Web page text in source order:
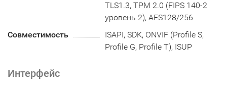
TLS1.3, TPM 2.0 (FIPS 140-2
уровень 2), AES128/256
Совместимость
ISAPI, SDK, ONVIF (Profile S,
Profile G, Profile T), ISUP
Интерфейс